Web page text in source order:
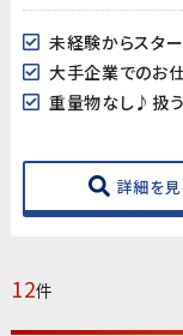
大手企業でのお
詳細を
12件